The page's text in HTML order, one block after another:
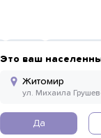
Это ваш
Да